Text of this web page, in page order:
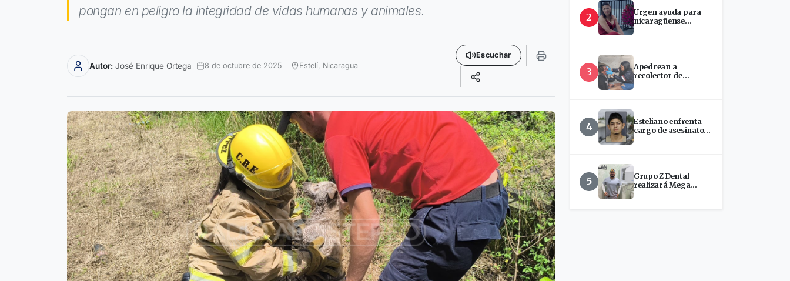
pongan en peligro la integridad de vidas humanas y animales.
Autor: José Enrique Ortega 8 de octubre de 2025 Estelí, Nicaragua
Escuchar
2
Urgen ayuda para
nicaragüense
3
Apedrean a
recolector de
4
Esteliano enfrenta
cargo de asesinato
5
Grupo Z Dental
realizará Mega